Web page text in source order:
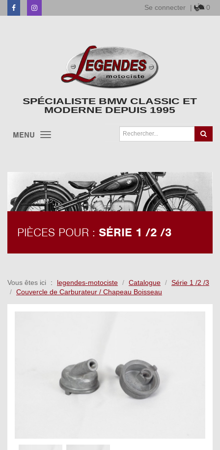
FacebookInstagram Se connecter | 0
SPÉCIALISTE BMW CLASSIC ET
MODERNE DEPUIS 1995
MENU
PIÈCES POUR : SÉRIE 1 /2 /3
Vous êtes ici legendes-motociste Catalogue
Série 1 /2 /3
Couvercle de Carburateur / Chapeau Boisseau